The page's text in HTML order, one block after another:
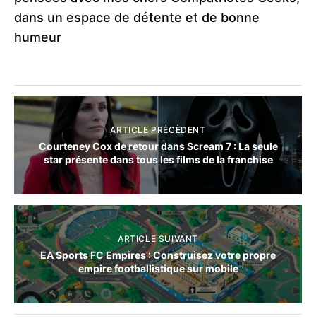
dans un espace de détente et de bonne
humeur
ARTICLE PRÉCÈDENT
Courteney Cox de retour dans Scream 7 : La seule
star présente dans tous les films de la franchise
ARTICLE SUIVANT
EA Sports FC Empires : Construisez votre propre
empire footballistique sur mobile